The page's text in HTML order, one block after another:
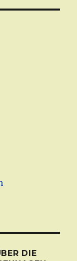
DIE